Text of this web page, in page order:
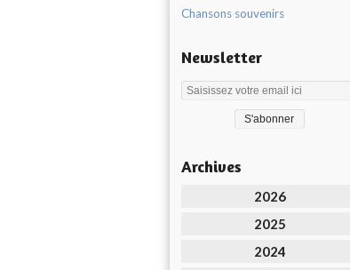
Chansons souvenirs
Newsletter
Archives
2026
2025
2024